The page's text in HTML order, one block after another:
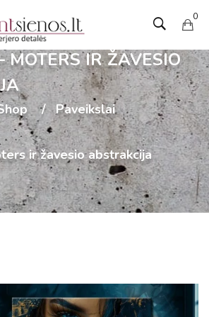
0
MOTERS IR ŽAVESIO
Paveikslai
ir žavesio abstrakcija